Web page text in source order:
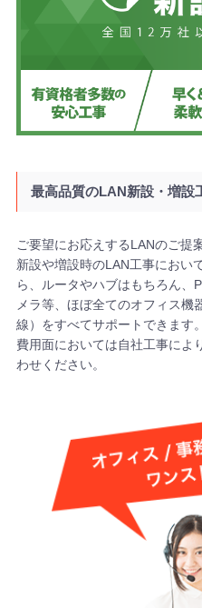
最高品質のLAN新設・増設
ご要望にお応えするLANのご提
新設や増設時のLAN工事におい
ら、ルータやハブはもちろん、
メラ等、ほぼ全てのオフィス機
線）をすべてサポートできます。
費用面においては自社工事によ
わせください。